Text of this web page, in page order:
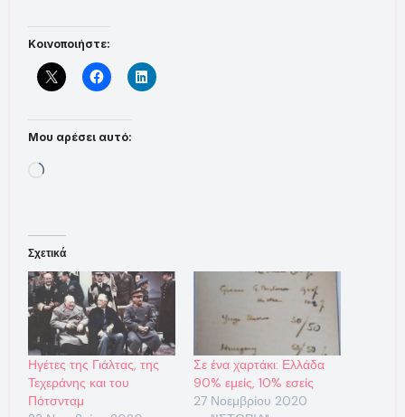
Κοινοποιήστε:
Μου αρέσει αυτό:
Loading…
Σχετικά
Ηγέτες της Γιάλτας, της
Τεχεράνης και του
Πότσνταμ
Σε ένα χαρτάκι: Ελλάδα
90% εμείς, 10% εσείς
27 Νοεμβρίου 2020